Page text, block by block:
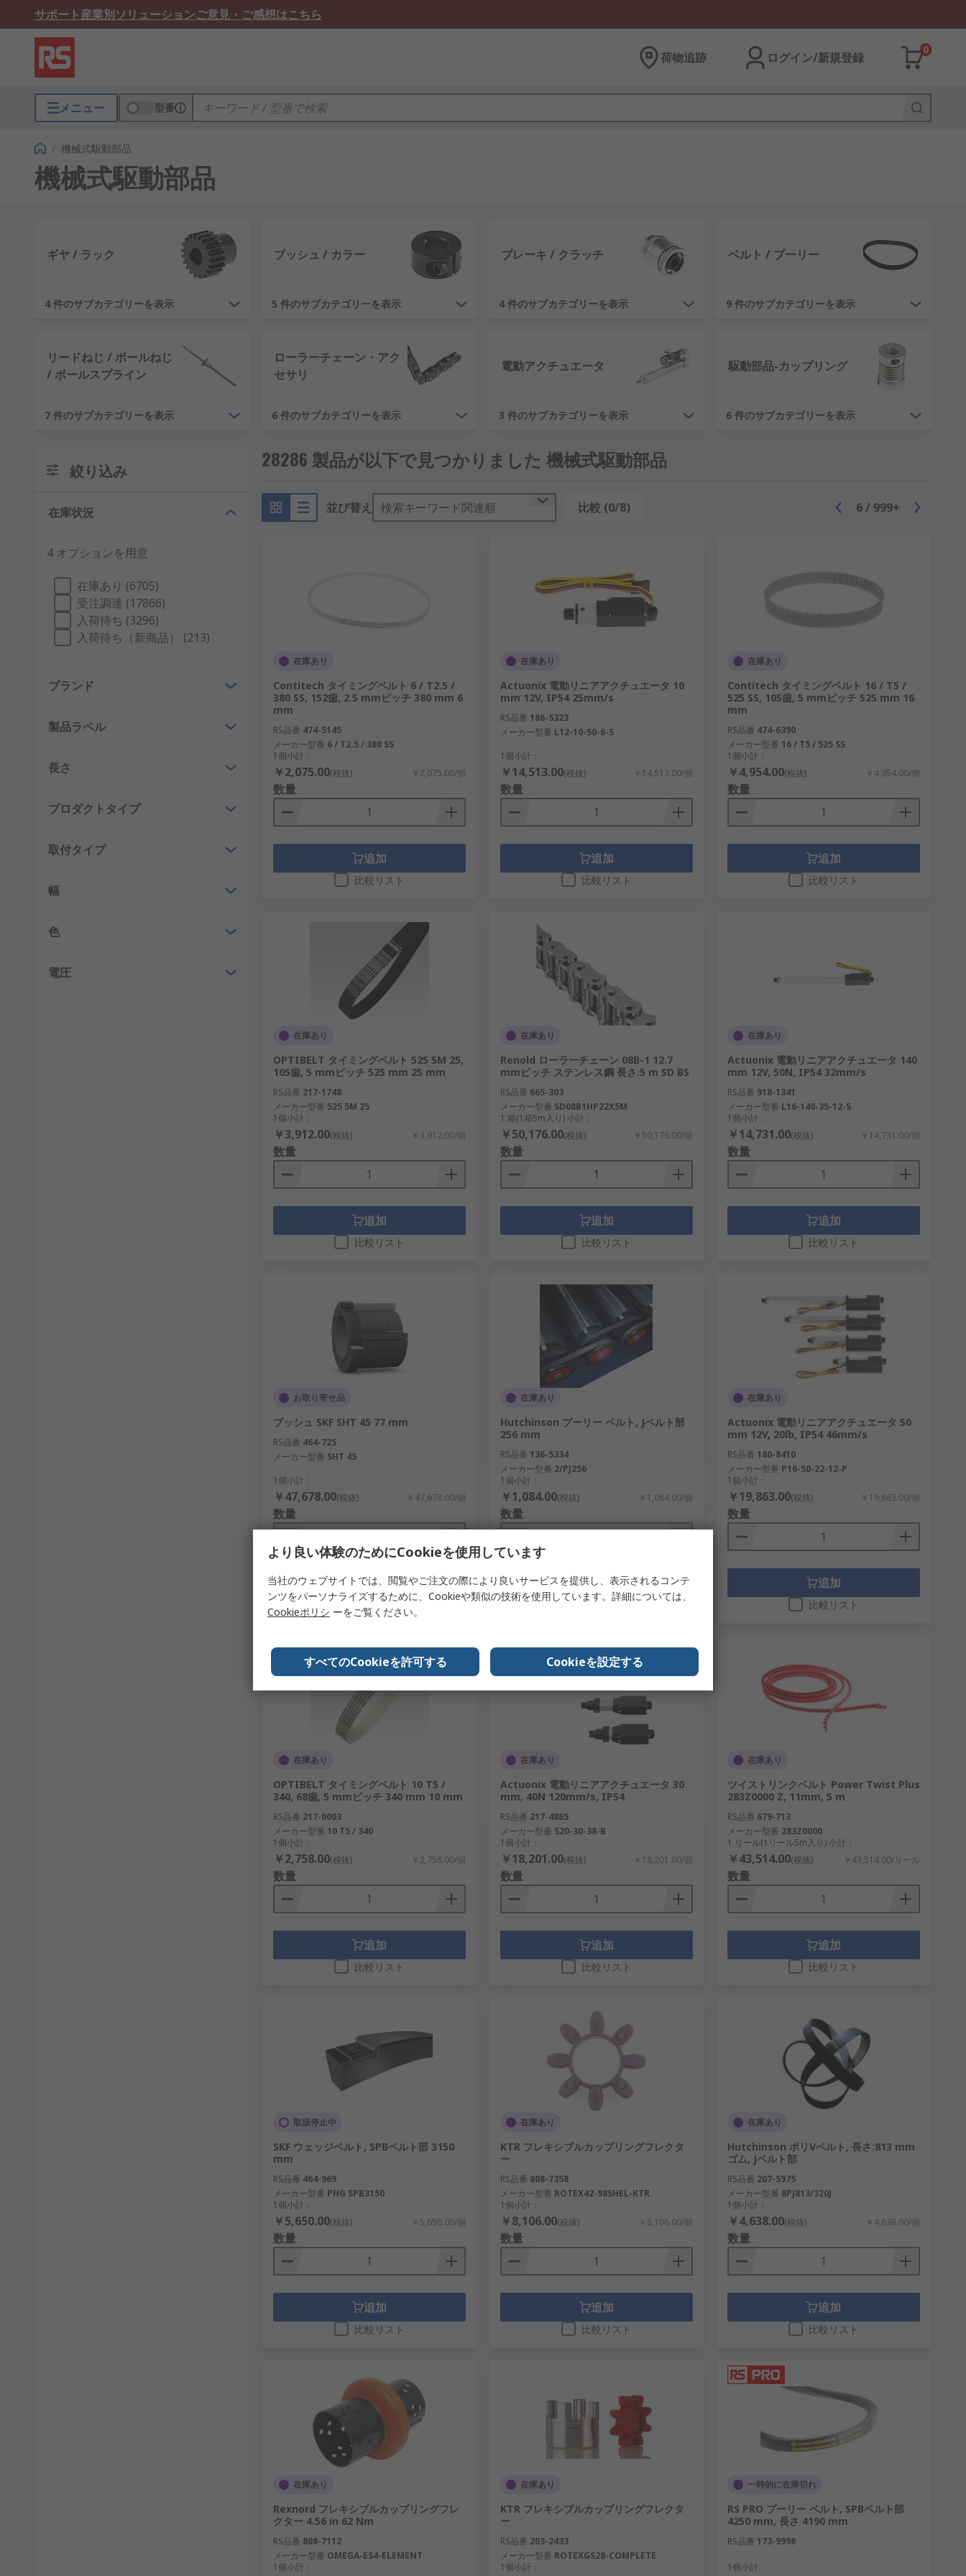
サポート産業別ソリューションご意見・ご感想はこちら
荷物追跡 ログイン/新規登録
0
メニュー 型番
/ 機械式駆動部品
機械式駆動部品
ギヤ / ラック
4 件のサブカテゴリーを表示
ブッシュ / カラー
5 件のサブカテゴリーを表示
ブレーキ / クラッチ
4 件のサブカテゴリーを表示
ベルト / プーリー
9 件のサブカテゴリーを表示
リードねじ / ボールねじ
/ ボールスプライン
7 件のサブカテゴリーを表示
ローラーチェーン・アク
セサリ
6 件のサブカテゴリーを表示
電動アクチュエータ
3 件のサブカテゴリーを表示
駆動部品-カップリング
6 件のサブカテゴリーを表示
絞り込み
在庫状況
4 オプションを用意
在庫あり (6705)
受注調達 (17866)
入荷待ち (3296)
入荷待ち（新商品） (213)
ブランド
製品ラベル
長さ
プロダクトタイプ
取付タイプ
幅
色
電圧
28286 製品が以下で見つかりました 機械式駆動部品
並び替え 検索キーワード関連順 比較 (0/8) 6/ 999+
在庫あり
Contitech タイミングベルト 6 / T2.5 /
380 SS, 152歯, 2.5 mmピッチ 380 mm 6
mm
RS品番 474-5145
メーカー型番 6 / T2.5 / 380 SS
1個小計：
￥2,075.00(税抜) ￥2,075.00/個
数量
追加
比較リスト
在庫あり
Actuonix 電動リニアアクチュエータ 10
mm 12V, IP54 25mm/s
RS品番 186-5323
メーカー型番 L12-10-50-6-S
1個小計：
￥14,513.00(税抜) ￥14,513.00/個
数量
追加
比較リスト
在庫あり
Contitech タイミングベルト 16 / T5 /
525 SS, 105歯, 5 mmピッチ 525 mm 16
mm
RS品番 474-6390
メーカー型番 16 / T5 / 525 SS
1個小計：
￥4,954.00(税抜) ￥4,954.00/個
数量
追加
比較リスト
在庫あり
OPTIBELT タイミングベルト 525 5M 25,
105歯, 5 mmピッチ 525 mm 25 mm
RS品番 217-1748
メーカー型番 525 5M 25
1個小計：
￥3,912.00(税抜) ￥3,912.00/個
数量
追加
比較リスト
在庫あり
Renold ローラーチェーン 08B-1 12.7
mmピッチ ステンレス鋼 長さ:5 m SD BS
RS品番 665-303
メーカー型番 SD08B1HP22X5M
1 箱(1箱5m入り) 小計：
￥50,176.00(税抜) ￥50,176.00/箱
数量
追加
比較リスト
在庫あり
Actuonix 電動リニアアクチュエータ 140
mm 12V, 50N, IP54 32mm/s
RS品番 918-1341
メーカー型番 L16-140-35-12-S
1個小計：
￥14,731.00(税抜) ￥14,731.00/個
数量
追加
比較リスト
お取り寄せ品
ブッシュ SKF SHT 45 77 mm
RS品番 464-725
メーカー型番 SHT 45
1個小計：
￥47,678.00(税抜) ￥47,678.00/個
数量
追加
比較リスト
在庫あり
Hutchinson プーリー ベルト, Jベルト部
256 mm
RS品番 136-5334
メーカー型番 2/PJ256
1個小計：
￥1,084.00(税抜) ￥1,084.00/個
数量
追加
比較リスト
在庫あり
Actuonix 電動リニアアクチュエータ 50
mm 12V, 20lb, IP54 46mm/s
RS品番 180-8410
メーカー型番 P16-50-22-12-P
1個小計：
￥19,863.00(税抜) ￥19,863.00/個
数量
追加
比較リスト
在庫あり
OPTIBELT タイミングベルト 10 T5 /
340, 68歯, 5 mmピッチ 340 mm 10 mm
RS品番 217-0003
メーカー型番 10 T5 / 340
1個小計：
￥2,758.00(税抜) ￥2,758.00/個
数量
追加
比較リスト
在庫あり
Actuonix 電動リニアアクチュエータ 30
mm, 40N 120mm/s, IP54
RS品番 217-4865
メーカー型番 S20-30-38-B
1個小計：
￥18,201.00(税抜) ￥18,201.00/個
数量
追加
比較リスト
在庫あり
ツイストリンクベルト Power Twist Plus
283Z0000 Z, 11mm, 5 m
RS品番 679-713
メーカー型番 283Z0000
1 リール(1リール5m入り) 小計：
￥43,514.00(税抜) ￥43,514.00/リール
数量
追加
比較リスト
取扱停止中
SKF ウェッジベルト, SPBベルト部 3150
mm
RS品番 464-969
メーカー型番 PHG SPB3150
1個小計：
￥5,650.00(税抜) ￥5,650.00/個
数量
追加
比較リスト
在庫あり
KTR フレキシブルカップリングフレクタ
ー
RS品番 808-7358
メーカー型番 ROTEX42-98SHEL-KTR
1個小計：
￥8,106.00(税抜) ￥8,106.00/個
数量
追加
比較リスト
在庫あり
Hutchinson ポリVベルト, 長さ:813 mm
ゴム, Jベルト部
RS品番 207-5975
メーカー型番 8PJ813/320J
1個小計：
￥4,638.00(税抜) ￥4,638.00/個
数量
追加
比較リスト
在庫あり
Rexnord フレキシブルカップリングフレ
クター 4.56 in 62 Nm
RS品番 808-7112
メーカー型番 OMEGA-ES4-ELEMENT
1個小計：
在庫あり
KTR フレキシブルカップリングフレクタ
ー
RS品番 203-2433
メーカー型番 ROTEXGS28-COMPLETE
1個小計：
一時的に在庫切れ
RS PRO プーリー ベルト, SPBベルト部
4250 mm, 長さ 4190 mm
RS品番 173-9998
1個小計：
より良い体験のためにCookieを使用しています
当社のウェブサイトでは、閲覧やご注文の際により良いサービスを提供し、表示されるコンテ
ンツをパーソナライズするために、Cookieや類似の技術を使用しています。詳細については、
Cookieポリシ ーをご覧ください。
すべてのCookieを許可する Cookieを設定する